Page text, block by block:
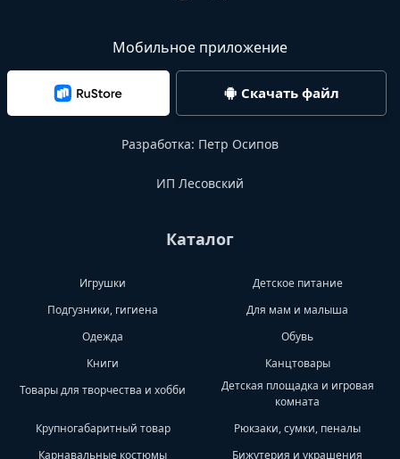
Мобильное приложение
Скачать файл
Разработка: Петр Осипов
ИП Лесовский
Каталог
Игрушки
Детское питание
Подгузники, гигиена
Для мам и малыша
Одежда
Обувь
Книги
Канцтовары
Товары для творчества и хобби
Детская площадка и игровая
комната
Крупногабаритный товар
Рюкзаки, сумки, пеналы
Карнавальные костюмы
Бижутерия и украшения